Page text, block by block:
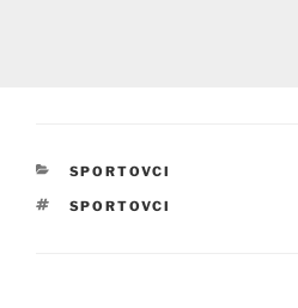
RUBRIKY
SPORTOVCI
ŠTÍTKY
SPORTOVCI